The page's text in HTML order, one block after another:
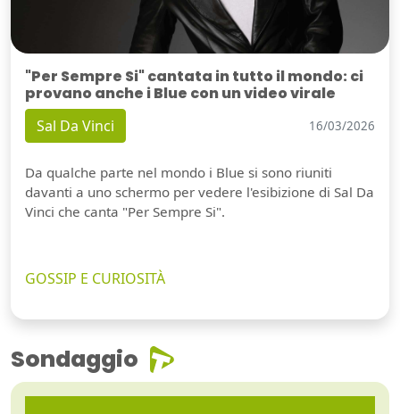
"Per Sempre Si" cantata in tutto il mondo: ci
provano anche i Blue con un video virale
Sal Da Vinci 16/03/2026
Da qualche parte nel mondo i Blue si sono riuniti
davanti a uno schermo per vedere l'esibizione di Sal Da
Vinci che canta "Per Sempre Si".
GOSSIP E CURIOSITÀ
Sondaggio